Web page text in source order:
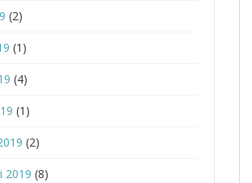
(2)
(1)
(4)
(1)
(2)
2019 (8)